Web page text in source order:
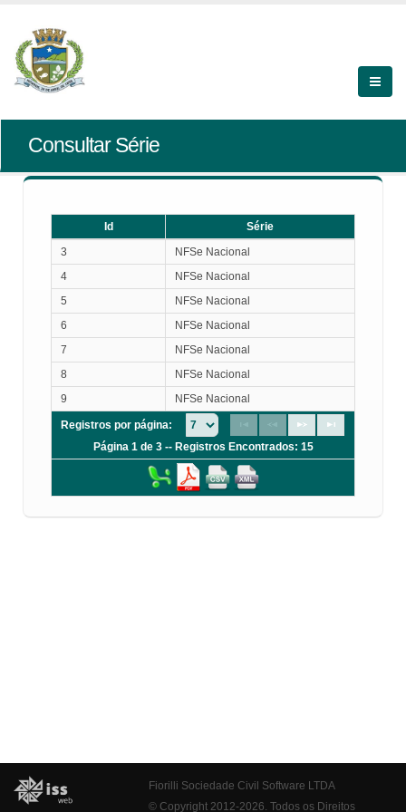
Consultar Série
Id
Série
Série
3
NFSe Nacional
4
NFSe Nacional
5
NFSe Nacional
6
NFSe Nacional
7
NFSe Nacional
8
NFSe Nacional
9
NFSe Nacional
Registros por página:
Página 1 de 3 -- Registros Encontrados: 15
Fiorilli Sociedade Civil Software LTDA
© Copyright 2012-2026. Todos os Direitos